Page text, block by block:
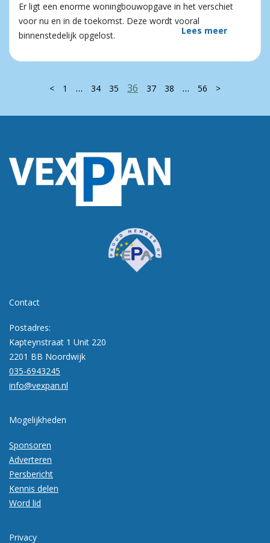
Er ligt een enorme woningbouwopgave in het verschiet
voor nu en in de toekomst. Deze wordt vooral
binnenstedelijk opgelost.
Lees meer
< 1 … 34 35 36 37 38 … 56 >
Contact
Postadres:
Kapteynstraat 1 Unit 220
2201 BB Noordwijk
035-6943245
info@vexpan.nl
Mogelijkheden
Sponsoren
Adverteren
Persbericht
Kennis delen
Word lid
Privacy